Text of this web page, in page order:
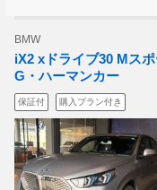
BMW
iX2 xドライブ30 Mス
G・ハーマンカー
保証付 購入プラン付き